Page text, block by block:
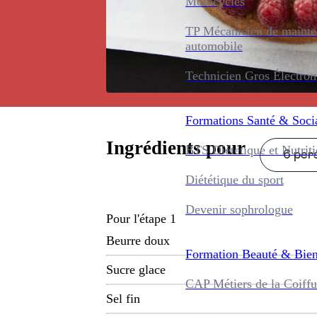
TP Mécanicien de
automobile
Technicien Gros
Formations Santé &
BTS Diététique et
Diététique du sport
Devenir sophrologue
Formation Beauté &
CAP Métiers de la
Ingrédients pour 6
Pour l'étape 1
Beurre doux
Sucre glace
Sel fin